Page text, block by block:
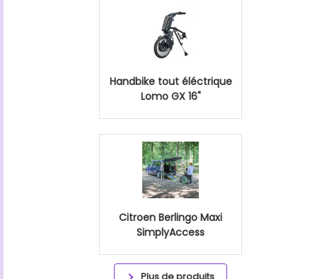
Handbike tout éléctrique
Lomo GX 16"
Citroen Berlingo Maxi
SimplyAccess